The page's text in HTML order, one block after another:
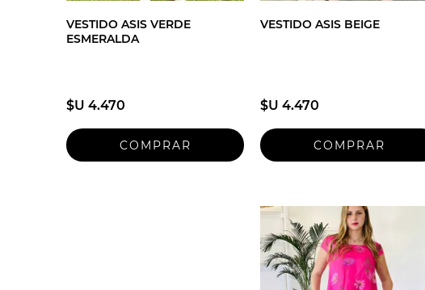
VESTIDO ASIS VERDE
ESMERALDA
$U 4.470
VESTIDO ASIS BEIGE
$U 4.470